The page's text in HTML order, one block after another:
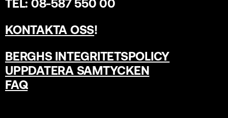
TEL: 08-587 550 00
KONTAKTA OSS!
BERGHS INTEGRITETSPOLICY
UPPDATERA SAMTYCKEN
FAQ